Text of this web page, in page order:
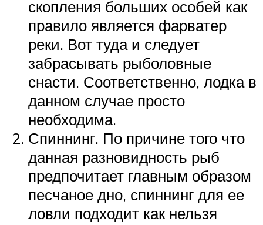
скопления больших особей как
правило является фарватер
реки. Вот туда и следует
забрасывать рыболовные
снасти. Соответственно, лодка в
данном случае просто
необходима.
Спиннинг. По причине того что
данная разновидность рыб
предпочитает главным образом
песчаное дно, спиннинг для ее
ловли подходит как нельзя